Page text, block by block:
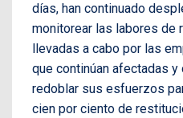
días, han continuado
monitorear las labores de
llevadas a cabo por las
que continúan afectadas
redoblar sus esfuerzos
cien por ciento de